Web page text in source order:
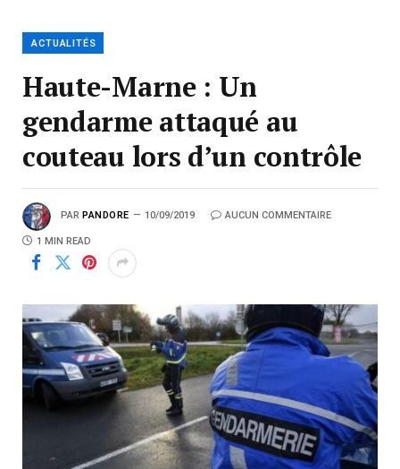
ACTUALITÉS
Haute-Marne : Un
gendarme attaqué au
couteau lors d’un contrôle
PAR PANDORE 10/09/2019 AUCUN COMMENTAIRE
1 MIN READ